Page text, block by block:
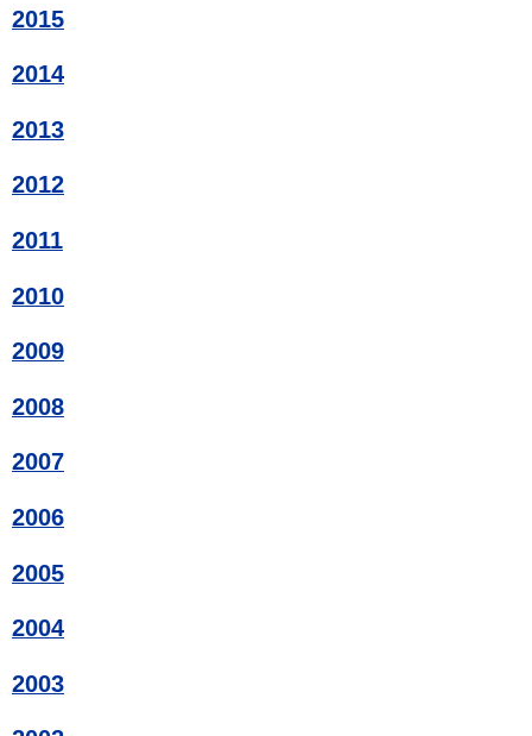
2015
2014
2013
2012
2011
2010
2009
2008
2007
2006
2005
2004
2003